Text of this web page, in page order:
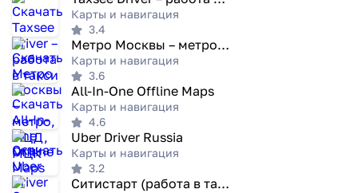
Карты и навигация
3.4
Метро Москвы – метро, МЦД, МЦК
Карты и навигация
3.6
All-In-One Offline Maps
Карты и навигация
4.6
Uber Driver Russia
Карты и навигация
3.2
Ситистарт (работа в такси)